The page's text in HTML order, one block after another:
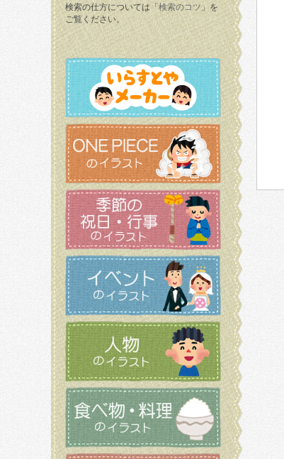
検索の仕方については「 検索のコツ 」を
ご覧ください。